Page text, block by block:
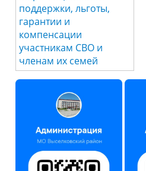
поддержки, льготы,
гарантии и
компенсации
участникам СВО и
членам их семей